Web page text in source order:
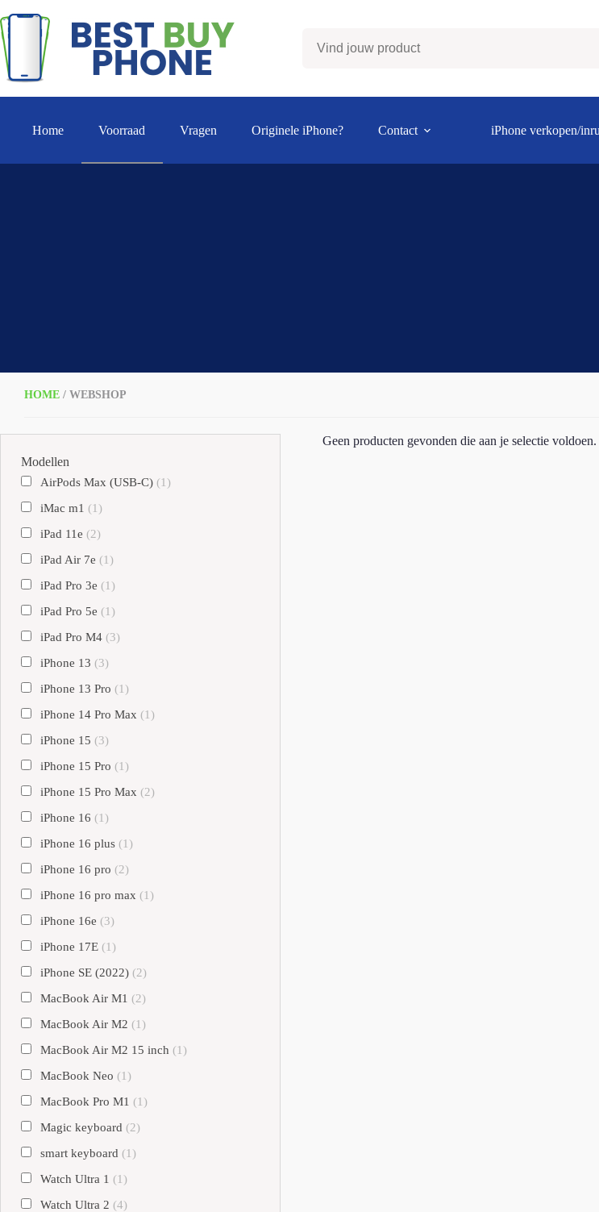
naar
de
inhoud
Home Voorraad Vragen Originele iPhone? Contact iPhone verkopen/
HOME / WEBSHOP
Geen producten gevonden die aan je selectie voldoen.
Modellen
AirPods Max (USB-C) (1)
iMac m1 (1)
iPad 11e (2)
iPad Air 7e (1)
iPad Pro 3e (1)
iPad Pro 5e (1)
iPad Pro M4 (3)
iPhone 13 (3)
iPhone 13 Pro (1)
iPhone 14 Pro Max (1)
iPhone 15 (3)
iPhone 15 Pro (1)
iPhone 15 Pro Max (2)
iPhone 16 (1)
iPhone 16 plus (1)
iPhone 16 pro (2)
iPhone 16 pro max (1)
iPhone 16e (3)
iPhone 17E (1)
iPhone SE (2022) (2)
MacBook Air M1 (2)
MacBook Air M2 (1)
MacBook Air M2 15 inch (1)
MacBook Neo (1)
MacBook Pro M1 (1)
Magic keyboard (2)
smart keyboard (1)
Watch Ultra 1 (1)
Watch Ultra 2 (4)